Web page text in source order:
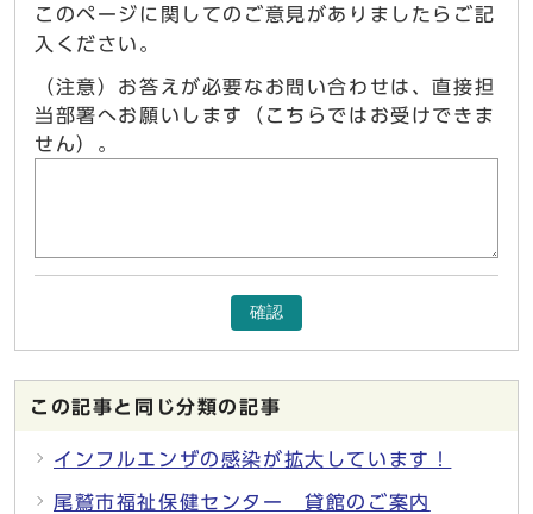
このページに関してのご意見がありましたらご記
入ください。
（注意）お答えが必要なお問い合わせは、直接担
当部署へお願いします（こちらではお受けできま
せん）。
確認
この記事と同じ分類の記事
インフルエンザの感染が拡大しています！
尾鷲市福祉保健センター 貸館のご案内